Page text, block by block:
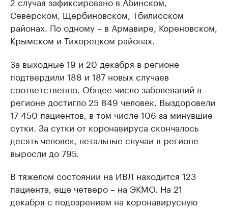
Северском, Щербиновском, Тбилисском
районах. По одному – в Армавире, Кореновском,
Крымском и Тихорецком районах.
За выходные 19 и 20 декабря в регионе
подтвердили 188 и 187 новых случаев
соответственно. Общее число заболеваний в
регионе достигло 25 849 человек. Выздоровели
17 450 пациентов, в том числе 106 за минувшие
сутки. За сутки от коронавируса скончалось
десять человек, летальные случаи в регионе
выросли до 795.
В тяжелом состоянии на ИВЛ находится 123
пациента, еще четверо – на ЭКМО. На 21
декабря с подозрением на коронавирусную